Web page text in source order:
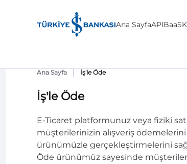
Ana SayfaAPIBaaS
Ana Sayfa İş'le Öde
İş'le Öde
E-Ticaret platformunuz veya fiziki
müşterilerinizin alışveriş ödemelerini
ürünümüzle gerçekleştirmelerini
Öde ürünümüz sayesinde